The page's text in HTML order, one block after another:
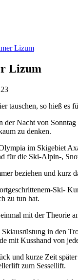
Lizum
Lizum
tauschen, so hieß
Nacht von
zu denken.
im Skigebiet
für die Ski-Alpin-,
beziehen und kurz
Ski-
zu tun hat.
mit der Theorie
in den
mit Kusshand von
und kurze Zeit
zum Sessellift.